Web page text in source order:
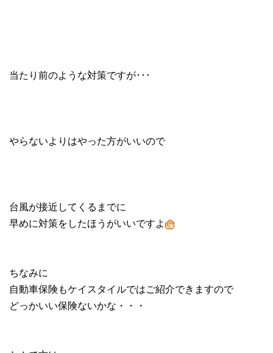
当たり前のような対策ですが･･･
やらないよりはやった方がいいので
台風が接近してくるまでに
早めに対策をしたほうがいいですよ
ちなみに
自動車保険もケイスタイルではご紹介できますので
どっかいい保険ないかな・・・